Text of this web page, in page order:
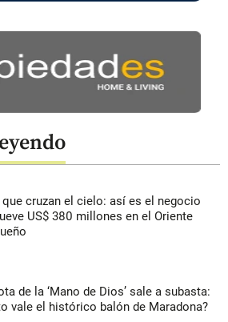
que cruzan el cielo: así es el negocio
US$ 380 millones en el Oriente
de la ‘Mano de Dios’ sale a subasta:
vale el histórico balón de Maradona?